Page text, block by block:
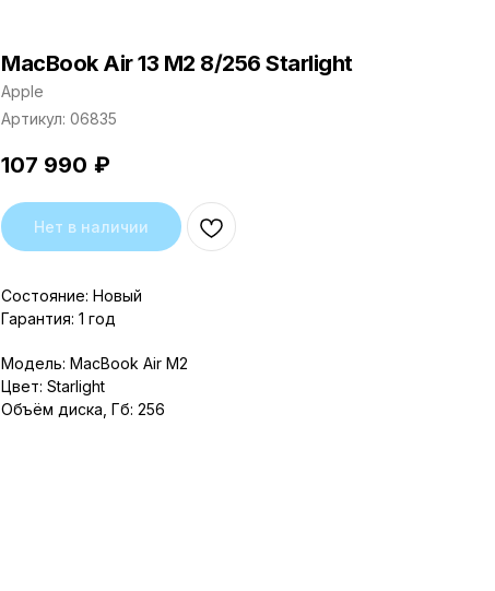
MacBook Air 13 M2 8/256 Starlight
Apple
Артикул: 06835
107 990 ₽
Нет в наличии
Состояние: Новый
Гарантия: 1 год
Модель: MacBook Air M2
Цвет: Starlight
Объём диска, Гб: 256